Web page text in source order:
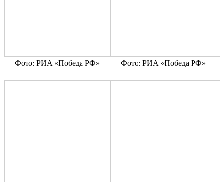
Фото: РИА «Победа РФ» Фото: РИА «Победа РФ»